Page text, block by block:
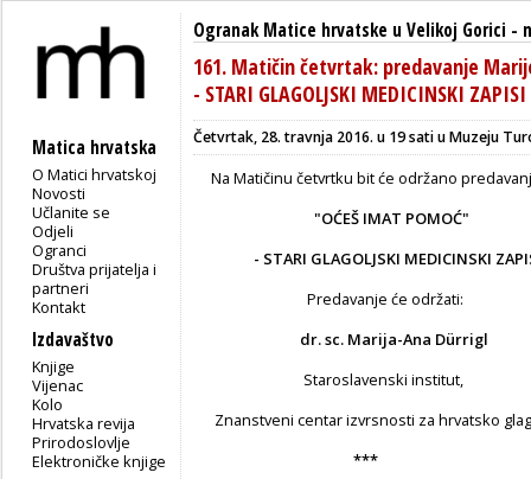
Matica hrvatska
O Matici hrvatskoj
Novosti
Učlanite se
Odjeli
Ogranci
Društva prijatelja i
partneri
Kontakt
Izdavaštvo
Knjige
Vijenac
Kolo
Hrvatska revija
Prirodoslovlje
Elektroničke knjige
Ogranak Matice hrvatske u Velikoj Gorici -
161. Matičin četvrtak: predavanje
- STARI GLAGOLJSKI MEDICINSKI ZAPISI
Četvrtak, 28. travnja 2016. u 19 sati u Muzeju
Na Matičinu četvrtku bit će održano
"OĆEŠ IMAT POMOĆ"
- STARI GLAGOLJSKI MEDICINSKI
Predavanje će održati:
dr. sc. Marija-Ana Dürrigl
Staroslavenski institut,
Znanstveni centar izvrsnosti za hrvatsko
***